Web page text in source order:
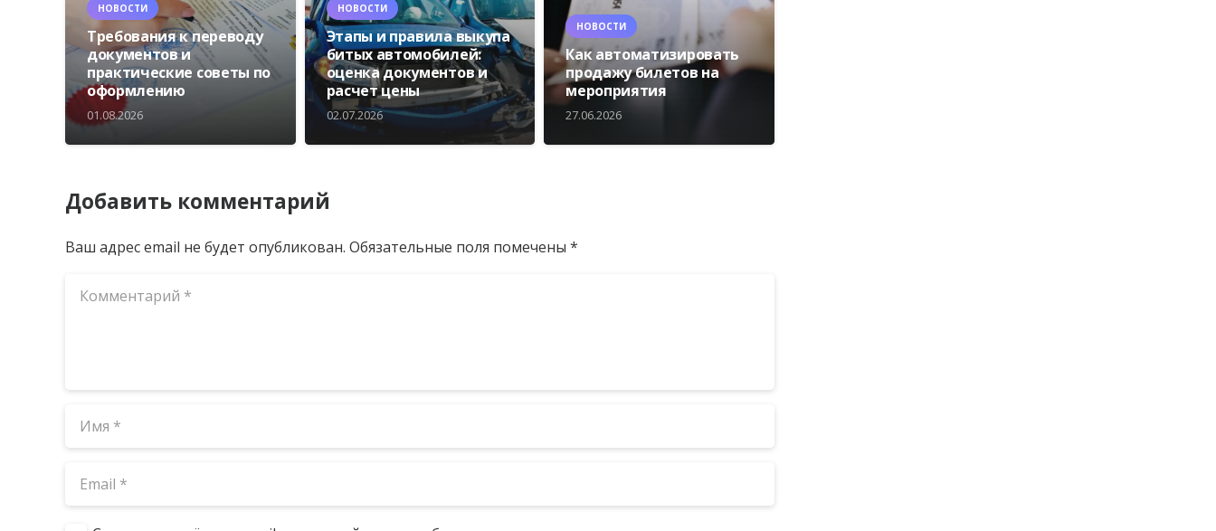
НОВОСТИ
Требования к переводу
документов и
практические советы по
оформлению
01.08.2026
НОВОСТИ
Этапы и правила выкупа
битых автомобилей:
оценка документов и
расчет цены
02.07.2026
НОВОСТИ
Как автоматизировать
продажу билетов на
мероприятия
27.06.2026
Добавить комментарий
Ваш адрес email не будет опубликован. Обязательные поля помечены *